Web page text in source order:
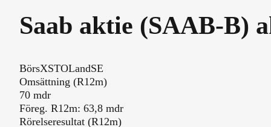
Saab aktie (SAAB-B)
BörsXSTOLandSE
Översikt
Omsättning (R12m)
70 mdr
Föreg. R12m: 63,8 mdr
Rörelseresultat (R12m)